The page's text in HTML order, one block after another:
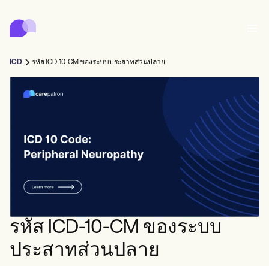
Product
การจัดตารางเวลา
บันทึกสุขภาพ
การเรียกเก็บเงิน
การปฏิบัติตาม
เทเลเฮลท์
หมายเหตุทางคลินิก
การจัดการฝึก
ผู้ฝึกฝนคนเดียว
ที่ปรึกษา
นักพยาธิวิทยาภาษา
ตารางนัดหมาย
Online booking
ข้อความ
SMS and email
การดูแล
พบปะ
Telehealth video
In session notes
บันทึก
AI Scribe
Clinical notes
เสร็จสิ้น
รักษา
Treatment plans
เรียกเก็บเงิน
Invoicing and payments
การจัดการสถานพยาบาล
การปฏิบัติตามข้อกำหนดและความปลอดภัย
Carepatron AI
Who we're for
Counselors
Psychologists
Medical
Dentists
Nurse practitioners
Physicians
Psychiatrists
Nutritionists
Occupational therapists
Physical therapists
Wellness
Acupuncturists
Chiropractors
Health coaches
Book a demo
เข้าสู่ระบบ
ICD รหัส ICD-10-CM ของระบบประสาทส่วนปลาย
รหัส ICD-10-CM ของระบบ
ประสาทส่วนปลาย